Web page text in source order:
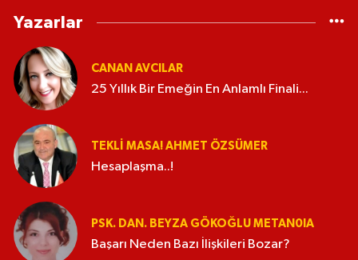
Yazarlar
CANAN AVCILAR
25 Yıllık Bir Emeğin En Anlamlı Finali...
TEKLI MASA! AHMET ÖZSÜMER
Hesaplaşma..!
PSK. DAN. BEYZA GÖKOĞLU METAN0IA
Başarı Neden Bazı İlişkileri Bozar?